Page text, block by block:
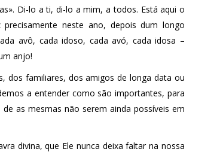
Di-lo a ti, di-lo a mim, a todos. Está aqui o
neste ano, depois dum longo
avô, cada idoso, cada avó, cada idosa –
anjo!
dos familiares, dos amigos de longa data ou
a entender como são importantes, para
as mesmas não serem ainda possíveis em
divina, que Ele nunca deixa faltar na nossa